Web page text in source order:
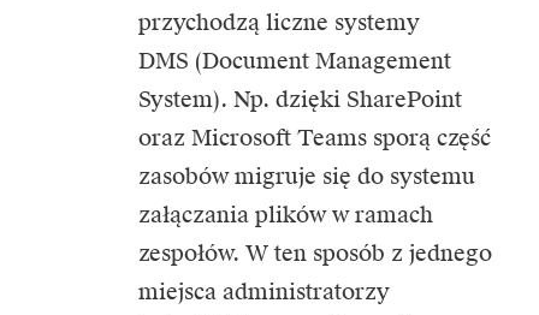
przychodzą liczne systemy
DMS (Document Management
System). Np. dzięki SharePoint
oraz Microsoft Teams sporą część
zasobów migruje się do systemu
załączania plików w ramach
zespołów. W ten sposób z jednego
miejsca administratorzy